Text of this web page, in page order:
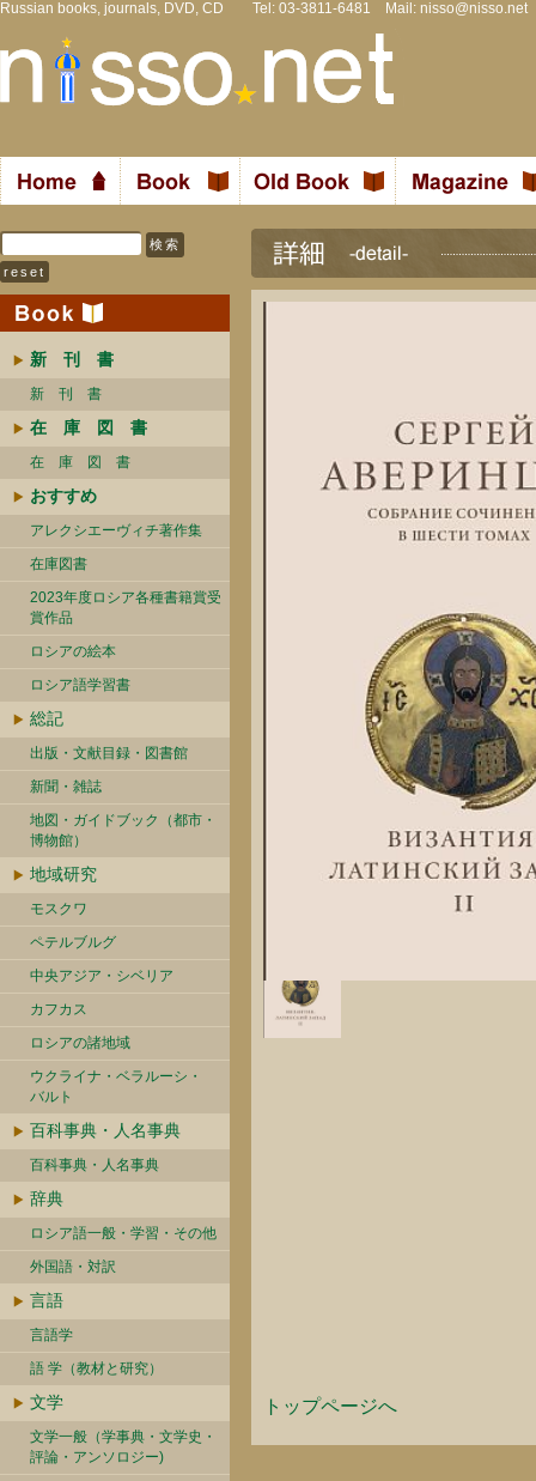
Russian books, journals, DVD, CD Tel: 03-3811-6481 Mail: nisso@nisso.net
新 刊 書
新 刊 書
在 庫 図 書
在 庫 図 書
おすすめ
アレクシエーヴィチ著作集
在庫図書
2023年度ロシア各種書籍賞受
賞作品
ロシアの絵本
ロシア語学習書
総記
出版・文献目録・図書館
新聞・雑誌
地図・ガイドブック（都市・
博物館）
地域研究
モスクワ
ペテルブルグ
中央アジア・シベリア
カフカス
ロシアの諸地域
ウクライナ・ベラルーシ・
バルト
百科事典・人名事典
百科事典・人名事典
辞典
ロシア語一般・学習・その他
外国語・対訳
言語
言語学
語 学（教材と研究）
文学
文学一般（学事典・文学史・
評論・アンソロジー)
トップページへ